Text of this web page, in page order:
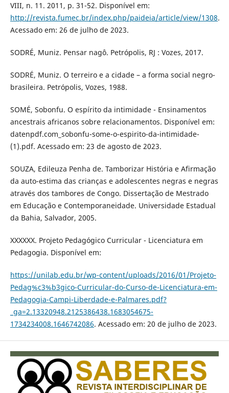
VIII, n. 11. 2011, p. 31-52. Disponível em:
http://revista.fumec.br/index.php/paideia/article/view/1308.
Acessado em: 26 de julho de 2023.
SODRÉ, Muniz. Pensar nagô. Petrópolis, RJ : Vozes, 2017.
SODRÉ, Muniz. O terreiro e a cidade – a forma social negro-
brasileira. Petrópolis, Vozes, 1988.
SOMÉ, Sobonfu. O espírito da intimidade - Ensinamentos
ancestrais africanos sobre relacionamentos. Disponível em:
datenpdf.com_sobonfu-some-o-espirito-da-intimidade-
(1).pdf. Acessado em: 23 de agosto de 2023.
SOUZA, Edileuza Penha de. Tamborizar História e Afirmação
da auto-estima das crianças e adolescentes negras e negras
através dos tambores de Congo. Dissertação de Mestrado
em Educação e Contemporaneidade. Universidade Estadual
da Bahia, Salvador, 2005.
XXXXXX. Projeto Pedagógico Curricular - Licenciatura em
Pedagogia. Disponível em:
https://unilab.edu.br/wp-content/uploads/2016/01/Projeto-
Pedag%c3%b3gico-Curricular-do-Curso-de-Licenciatura-em-
Pedagogia-Campi-Liberdade-e-Palmares.pdf?
_ga=2.13320948.2125386438.1683054675-
1734234008.1646742086. Acessado em: 20 de julho de 2023.